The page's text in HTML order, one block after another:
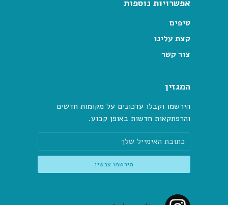
אפשרויות נוספות
טיפים
קצת עלינו
צור קשר
המגזין
הירשמו וקבלו עדכונים על מקומות חדשים
והרפתקאות חדשות באופן קבוע.